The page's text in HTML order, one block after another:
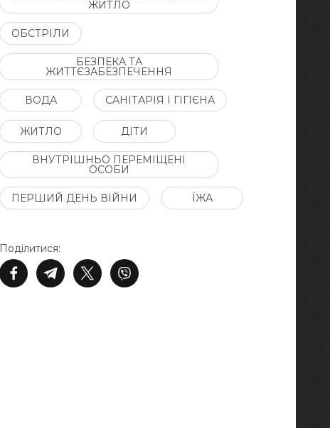
Поділитися:
ЖИТЛО
ОБСТРІЛИ
БЕЗПЕКА ТА
ЖИТТЄЗАБЕЗПЕЧЕННЯ
ВОДА САНІТАРІЯ І ГІГІЄНА
ЖИТЛО ДІТИ
ВНУТРІШНЬО ПЕРЕМІЩЕНІ
ОСОБИ
ПЕРШИЙ ДЕНЬ ВІЙНИ ЇЖА